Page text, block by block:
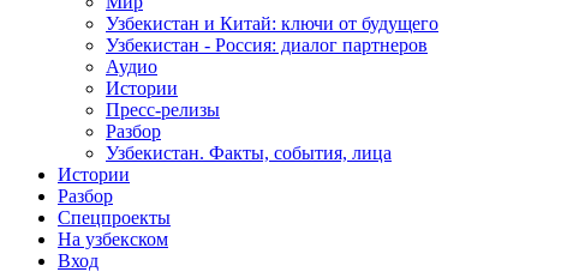
Узбекистан и Китай: ключи от будущего
Узбекистан - Россия: диалог партнеров
Аудио
Истории
Пресс-релизы
Разбор
Узбекистан. Факты, события, лица
Истории
Разбор
Спецпроекты
На узбекском
Вход